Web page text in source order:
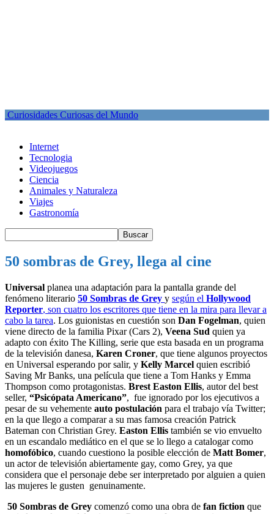
Curiosidades Curiosas del Mundo
Internet
Tecnologia
Videojuegos
Ciencia
Animales y Naturaleza
Viajes
Gastronomía
50 sombras de Grey, llega al cine
Universal planea una adaptación para la pantalla grande del
fenómeno literario 50 Sombras de Grey y según el Hollywood
Reporter, son cuatro los escritores que tiene en la mira para llevar a
cabo la tarea. Los guionistas en cuestión son Dan Fogelman, quien
viene directo de la familia Pixar (Cars 2), Veena Sud quien ya
adapto con éxito The Killing, serie que esta basada en un programa
de la televisión danesa, Karen Croner, que tiene algunos proyectos
en Universal esperando por salir, y Kelly Marcel quien escribió
Saving Mr Banks, una película que tiene a Tom Hanks y Emma
Thompson como protagonistas. Brest Easton Ellis, autor del best
seller, “Psicópata Americano”, fue ignorado por los ejecutivos a
pesar de su vehemente auto postulación para el trabajo vía Twitter;
en la que llego a comparar a su mas famosa creación Patrick
Bateman con Christian Grey. Easton Ellis también se vio envuelto
en un escandalo mediático en el que se lo llego a catalogar como
homofóbico, cuando cuestiono la posible elección de Matt Bomer,
un actor de televisión abiertamente gay, como Grey, ya que
considera que el personaje debe ser interpretado por alguien a quien
las mujeres le gusten genuinamente.
50 Sombras de Grey comenzó como una obra de fan fiction que